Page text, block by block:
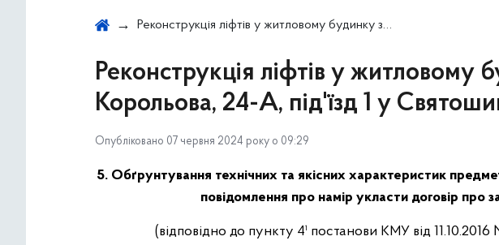
Реконструкція ліфтів у житловому будинку за адресою: просп. Академіка Корольова, 24-А, під'їзд 1 у Святошинському районі м. Києва
Реконструкція ліфтів у
Корольова, 24-А, під'їзд 1 у
Опубліковано 07 червня 2024 року о 09:29
5. Обґрунтування технічних та якісних характеристик
повідомлення про намір укласти договір про
(відповідно до пункту 4¹ постанови КМУ від